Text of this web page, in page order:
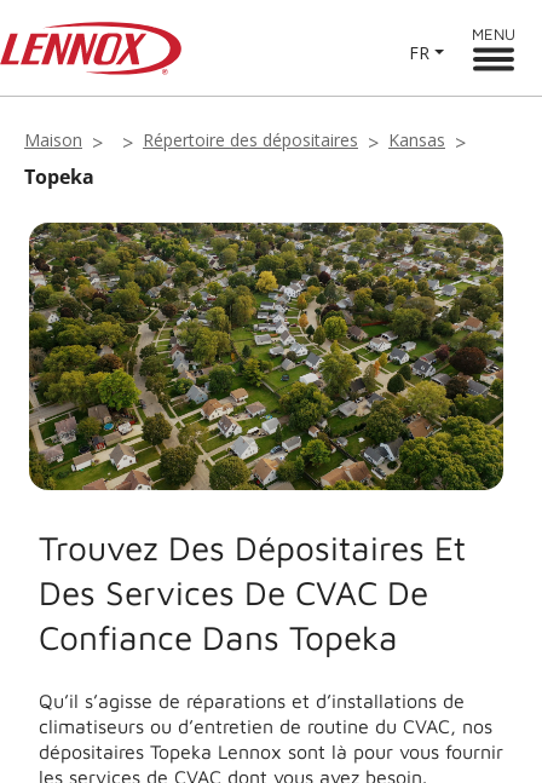
FR
MENU
Maison Répertoire des dépositaires Kansas
Topeka
Trouvez Des Dépositaires Et
Des Services De CVAC De
Confiance Dans Topeka
Qu’il s’agisse de réparations et d’installations de
climatiseurs ou d’entretien de routine du CVAC, nos
dépositaires Topeka Lennox sont là pour vous fournir
les services de CVAC dont vous avez besoin.